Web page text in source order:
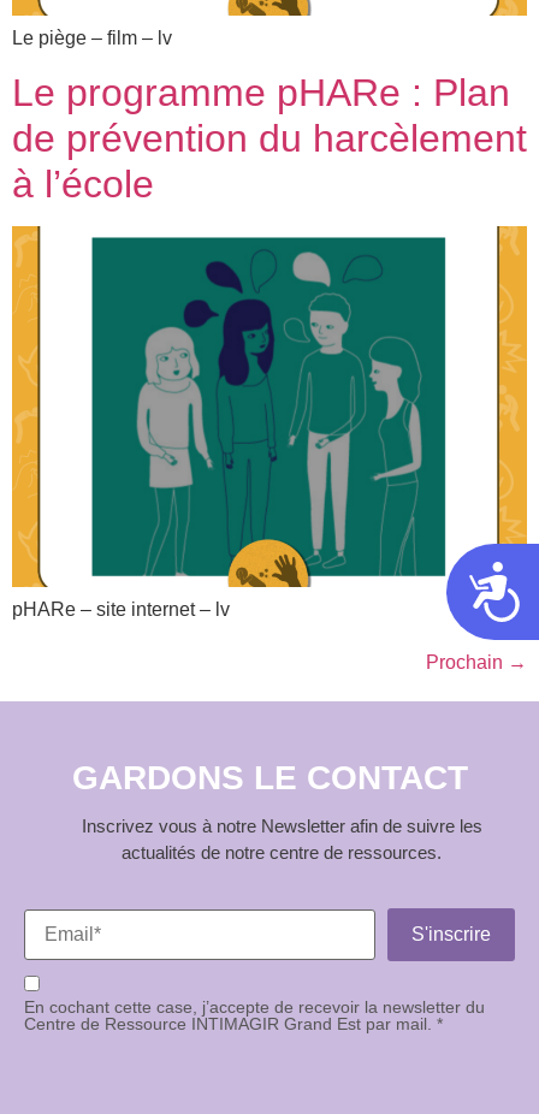
Le piège – film – lv
Le programme pHARe : Plan
de prévention du harcèlement
à l’école
pHARe – site internet – lv
Prochain →
GARDONS LE CONTACT
Inscrivez vous à notre Newsletter afin de suivre les
actualités de notre centre de ressources.
En cochant cette case, j’accepte de recevoir la newsletter du
Centre de Ressource INTIMAGIR Grand Est par mail. *